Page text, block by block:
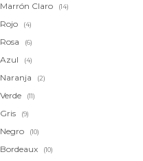
Marrón Claro (14)
Rojo (4)
Rosa (6)
Azul (4)
Naranja (2)
Verde (11)
Gris (9)
Negro (10)
Bordeaux (10)